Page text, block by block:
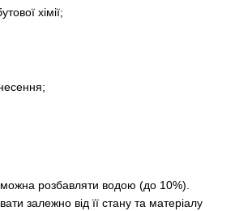
хімії;
розбавляти водою (до 10%).
залежно від її стану та матеріалу